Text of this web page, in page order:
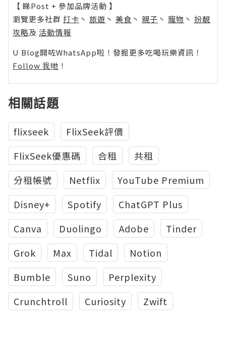
【 睇Post + 參加品牌活動 】
瀏覽更多社群 打卡 丶 旅遊 丶 美食 丶 親子 丶 寵物 丶 扮靚
攻略及 活動情報
U Blog開咗WhatsApp啦！發掘更多吃喝玩樂資訊！
Follow 我哋 ！
相關話題
flixseek
FlixSeek評價
FlixSeek優惠碼
合租
共租
分租帳號
Netflix
YouTube Premium
Disney+
Spotify
ChatGPT Plus
Canva
Duolingo Adobe
Tinder
Grok
Max Tidal
Notion
Bumble
Suno
Perplexity
Crunchtroll
Curiosity Zwift